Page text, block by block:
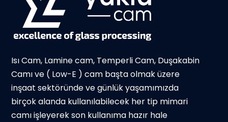
Isı Cam, Lamine cam, Temperli Cam, Duşakabin
Camı ve ( Low-E ) cam başta olmak üzere
inşaat sektöründe ve günlük yaşamımızda
birçok alanda kullanılabilecek her tip mimari
camı işleyerek son kullanıma hazır hale